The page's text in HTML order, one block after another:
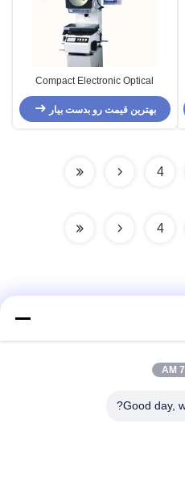
Compact Electronic Optical
Measuring Instruments , High
Sharpness Industrial Projector
بهترین قیمت رو بدست بیار
4
4
Good day,